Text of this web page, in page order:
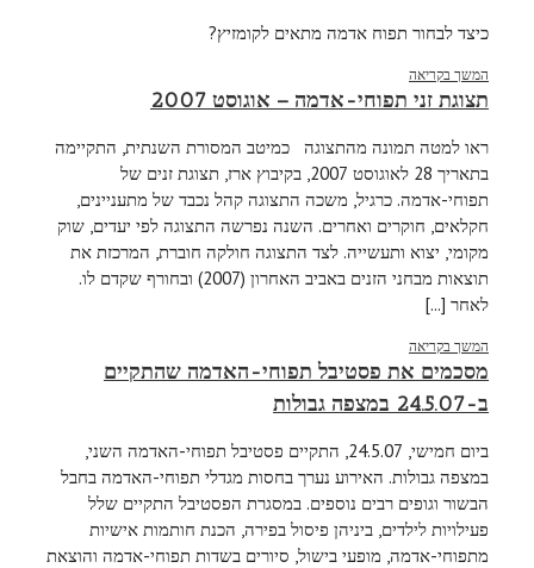
כיצד לבחור תפוח אדמה מתאים לקומזיץ?
המשך בקריאה
תצוגת זני תפוחי-אדמה – אוגוסט ‏2007
ראו למטה תמונה מהתצוגה כמיטב המסורת השנתית, התקיימה
בתאריך 28 לאוגוסט 2007, בקיבוץ ארז, תצוגת זנים של
תפוחי-אדמה. כרגיל, משכה התצוגה קהל נכבד של מתעניינים,
חקלאים, חוקרים ואחרים. השנה נפרשה התצוגה לפי יעדים, שוק
מקומי, יצוא ותעשייה. לצד התצוגה חולקה חוברת, המרכזת את
תוצאות מבחני הזנים באביב האחרון (2007) ובחורף שקדם לו.
לאחר [...]
המשך בקריאה
מסכמים את פסטיבל תפוחי-האדמה שהתקיים
ב-24.5.07 במצפה גבולות
ביום חמישי, 24.5.07, התקיים פסטיבל תפוחי-האדמה השני,
במצפה גבולות. האירוע נערך בחסות מגדלי תפוחי-האדמה בחבל
הבשור וגופים רבים נוספים. במסגרת הפסטיבל התקיים שלל
פעילויות לילדים, ביניהן פיסול בפירה, הכנת חותמות אישיות
מתפוחי-אדמה, מופעי בישול, סיורים בשדות תפוחי-אדמה והוצאת